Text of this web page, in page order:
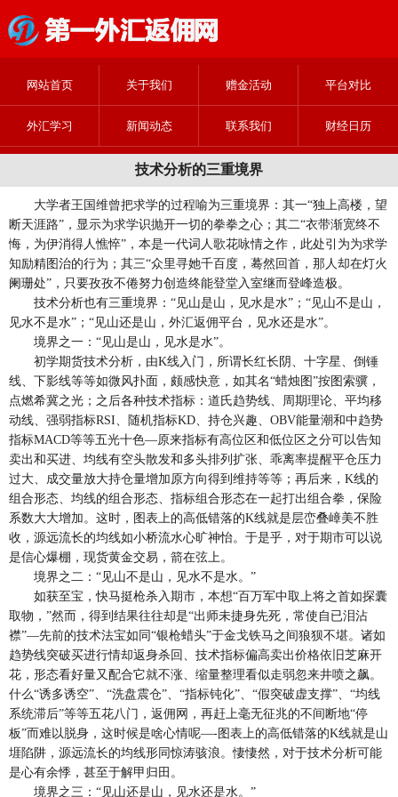
网站首页 关于我们 赠金活动 平台对比
外汇学习 新闻动态 联系我们 财经日历
技术分析的三重境界
大学者王国维曾把求学的过程喻为三重境界：其一“独上高楼，望
断天涯路”，显示为求学识抛开一切的拳拳之心；其二“衣带渐宽终不
悔，为伊消得人憔悴”，本是一代词人歌花咏情之作，此处引为为求学
知励精图治的行为；其三“众里寻她千百度，蓦然回首，那人却在灯火
阑珊处”，只要孜孜不倦努力创造终能登堂入室继而登峰造极。
技术分析也有三重境界：“见山是山，见水是水”；“见山不是山，
见水不是水”；“见山还是山，外汇返佣平台，见水还是水”。
境界之一：“见山是山，见水是水”。
初学期货技术分析，由K线入门，所谓长红长阴、十字星、倒锤
线、下影线等等如微风扑面，颇感快意，如其名“蜡烛图”按图索骥，
点燃希冀之光；之后各种技术指标：道氏趋势线、周期理论、平均移
动线、强弱指标RSI、随机指标KD、持仓兴趣、OBV能量潮和中趋势
指标MACD等等五光十色—原来指标有高位区和低位区之分可以告知
卖出和买进、均线有空头散发和多头排列扩张、乖离率提醒平仓压力
过大、成交量放大持仓量增加原方向得到维持等等；再后来，K线的
组合形态、均线的组合形态、指标组合形态在一起打出组合拳，保险
系数大大增加。这时，图表上的高低错落的K线就是层峦叠嶂美不胜
收，源远流长的均线如小桥流水心旷神怡。于是乎，对于期市可以说
是信心爆棚，现货黄金交易，箭在弦上。
境界之二：“见山不是山，见水不是水。”
如获至宝，快马挺枪杀入期市，本想“百万军中取上将之首如探囊
取物，”然而，得到结果往往却是“出师未捷身先死，常使自已泪沾
襟”—先前的技术法宝如同“银枪蜡头”于金戈铁马之间狼狈不堪。诸如
趋势线突破买进行情却返身杀回、技术指标偏高卖出价格依旧芝麻开
花，形态看好量又配合它就不涨、缩量整理看似走弱忽来井喷之飙。
什么“诱多诱空”、“洗盘震仓”、“指标钝化”、“假突破虚支撑”、“均线
系统滞后”等等五花八门，返佣网，再赶上毫无征兆的不间断地“停
板”而难以脱身，这时候是啥心情呢—-图表上的高低错落的K线就是山
堐陷阱，源远流长的均线形同惊涛骇浪。悽悽然，对于技术分析可能
是心有余悸，甚至于解甲归田。
境界之三：“见山还是山，见水还是水。”